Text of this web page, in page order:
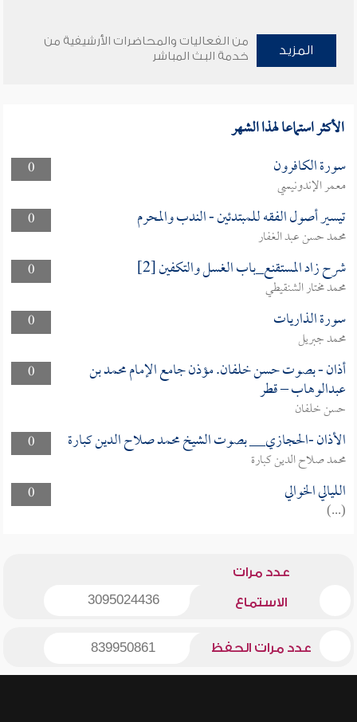
المزيد
من الفعاليات والمحاضرات الأرشيفية من
خدمة البث المباشر
الأكثر استماعا لهذا الشهر
0 سورة الكافرون
معمر الإندونيسي
0
تيسير أصول الفقه للمبتدئين - الندب والمحرم
محمد حسن عبد الغفار
0
شرح زاد المستقنع_باب الغسل والتكفين [2]
محمد مختار الشنقيطي
0
سورة الذاريات
محمد جبريل
0
أذان - بصوت حسن خلفان. مؤذن جامع الإمام محمد بن
عبدالوهاب – قطر
حسن خلفان
0
الأذان -الحجازي__ بصوت الشيخ محمد صلاح الدين كبارة
محمد صلاح الدين كبارة
0
الليالي الخوالي
(...)
عدد مرات
الاستماع 3095024436
عدد مرات الحفظ 839950861